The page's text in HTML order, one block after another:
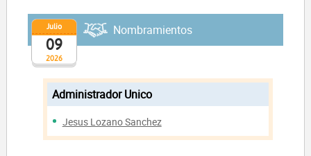
2026
Julio
09
Nombramientos
Administrador Unico
Jesus Lozano Sanchez